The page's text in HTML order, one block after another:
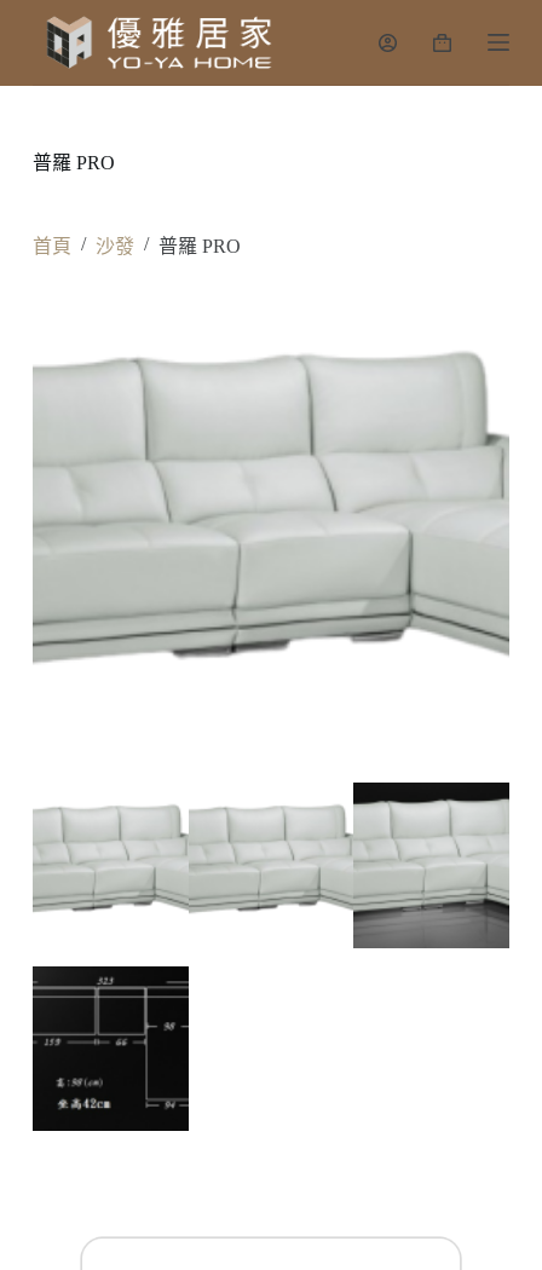
主
容
購
物
普羅 PRO
首頁 / 沙發 / 普羅 PRO